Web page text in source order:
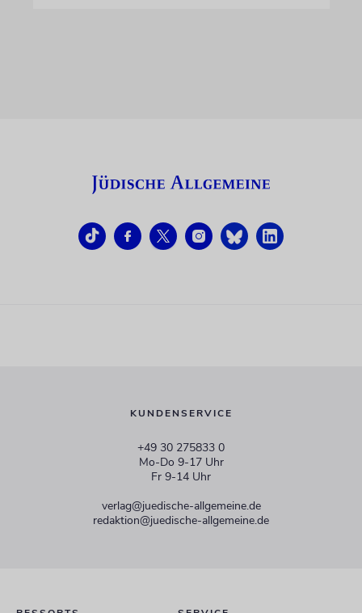
KUNDENSERVICE
+49 30 275833 0
Mo-Do 9-17 Uhr
Fr 9-14 Uhr
verlag@juedische-allgemeine.de
redaktion@juedische-allgemeine.de